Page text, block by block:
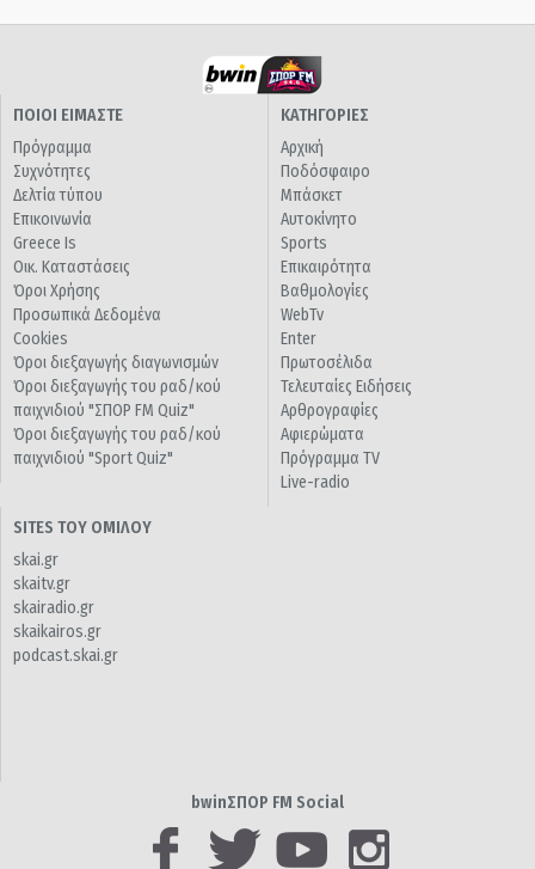
ΠΟΙΟΙ ΕΙΜΑΣΤΕ
Πρόγραμμα
Συχνότητες
Δελτία τύπου
Επικοινωνία
Greece Is
Οικ. Καταστάσεις
Όροι Χρήσης
Προσωπικά Δεδομένα
Cookies
Όροι διεξαγωγής διαγωνισμών
Όροι διεξαγωγής του ραδ/κού
παιχνιδιού "ΣΠΟΡ FM Quiz"
Όροι διεξαγωγής του ραδ/κού
παιχνιδιού "Sport Quiz"
ΚΑΤΗΓΟΡΙΕΣ
Αρχική
Ποδόσφαιρο
Μπάσκετ
Αυτοκίνητο
Sports
Επικαιρότητα
Βαθμολογίες
WebTv
Enter
Πρωτοσέλιδα
Τελευταίες Ειδήσεις
Αρθρογραφίες
Αφιερώματα
Πρόγραμμα TV
Live-radio
SITES ΤΟΥ ΟΜΙΛΟΥ
skai.gr
skaitv.gr
skairadio.gr
skaikairos.gr
podcast.skai.gr
bwinΣΠΟΡ FM Social